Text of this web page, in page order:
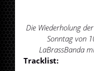
Die Wiederholung
Sonntag von
LaBrassBanda
Tracklist: